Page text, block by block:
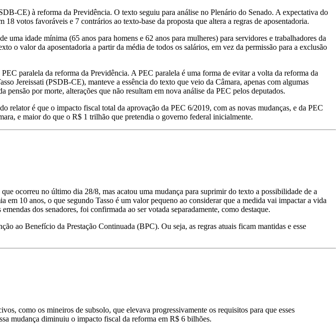
CE) à reforma da Previdência. O texto seguiu para análise no Plenário do Senado. A expectativa do
votos favoráveis e 7 contrários ao texto-base da proposta que altera a regras de aposentadoria.
idade mínima (65 anos para homens e 62 anos para mulheres) para servidores e trabalhadores da
o valor da aposentadoria a partir da média de todos os salários, em vez da permissão para a exclusão
paralela da reforma da Previdência. A PEC paralela é uma forma de evitar a volta da reforma da
Jereissati (PSDB-CE), manteve a essência do texto que veio da Câmara, apenas com algumas
por morte, alterações que não resultam em nova análise da PEC pelos deputados.
é que o impacto fiscal total da aprovação da PEC 6/2019, com as novas mudanças, e da PEC
e maior do que o R$ 1 trilhão que pretendia o governo federal inicialmente.
ocorreu no último dia 28/8, mas acatou uma mudança para suprimir do texto a possibilidade de a
10 anos, o que segundo Tasso é um valor pequeno ao considerar que a medida vai impactar a vida
dos senadores, foi confirmada ao ser votada separadamente, como destaque.
ao Benefício da Prestação Continuada (BPC). Ou seja, as regras atuais ficam mantidas e esse
como os mineiros de subsolo, que elevava progressivamente os requisitos para que esses
mudança diminuiu o impacto fiscal da reforma em R$ 6 bilhões.